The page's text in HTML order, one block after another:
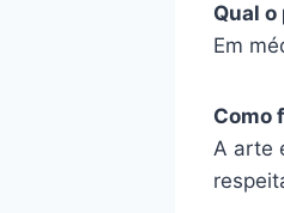
Qual
Em
Como
A arte